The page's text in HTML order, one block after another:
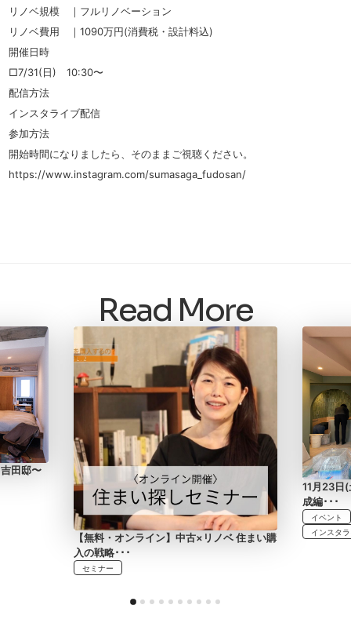
リノベ規模 ｜フルリノベーション
リノベ費用 ｜1090万円(消費税・設計料込)
開催日時
□7/31(日) 10:30〜
配信方法
インスタライブ配信
参加方法
開始時間になりましたら、そのままご視聴ください。
https://www.instagram.com/sumasaga_fudosan/
Read More
田邸〜
【無料・オンライン】中古×リノベ 住まい購
入の戦略･･･
セミナー
11月23日
成編･･･
イベント
インスタ